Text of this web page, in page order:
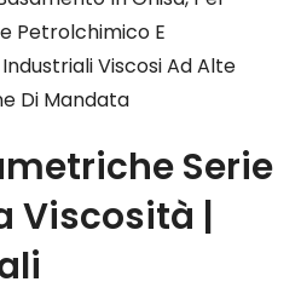
Serie
Viscosità |